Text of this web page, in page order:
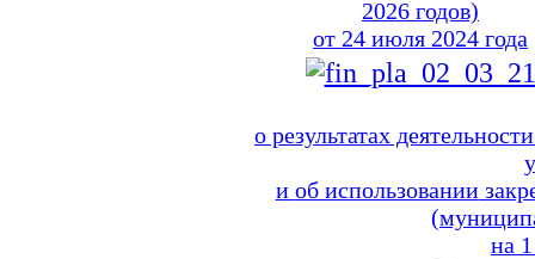
2026 годов)
от 24 июля 2024 года
о результатах
и об использовании
на